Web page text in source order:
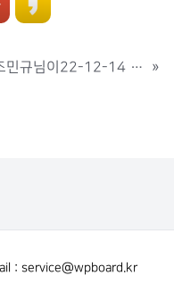
조민규님이22-12-14 에 출석 했습니다.. »
: service@wpboard.kr